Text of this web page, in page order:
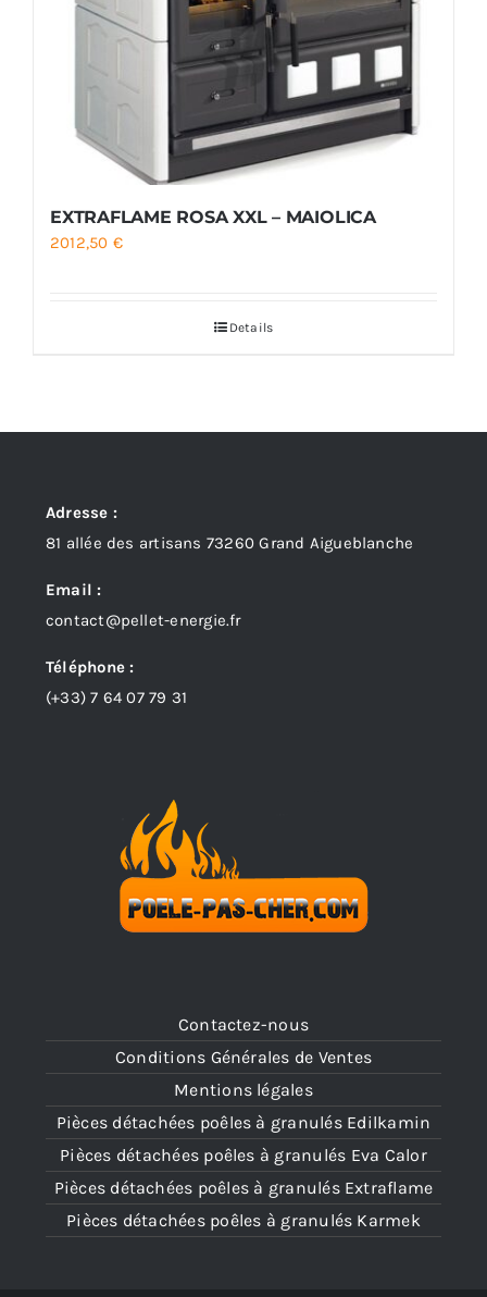
EXTRAFLAME ROSA XXL – MAIOLICA
2012,50 €
Details
Contactez-nous
Conditions Générales de Ventes
Mentions légales
Pièces détachées poêles à granulés Edilkamin
Pièces détachées poêles à granulés Eva Calor
Pièces détachées poêles à granulés Extraflame
Pièces détachées poêles à granulés Karmek
Adresse :
81 allée des artisans 73260 Grand Aigueblanche
Email :
contact@pellet-energie.fr
Téléphone :
(+33)7 64 07 79 31